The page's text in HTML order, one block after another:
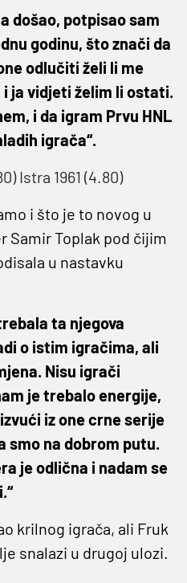
došao, potpisao sam
godinu, što znači da
odlučiti želi li me
ja vidjeti želim li ostati.
i da igram Prvu HNL
igrača“.
Istra 1961 (4.80)
i što je to novog u
Samir Toplak pod čijim
u nastavku
ta njegova
o istim igračima, ali
Nisu igrači
je trebalo energije,
iz one crne serije
smo na dobrom putu.
je odlična i nadam se
krilnog igrača, ali Fruk
snalazi u drugoj ulozi.